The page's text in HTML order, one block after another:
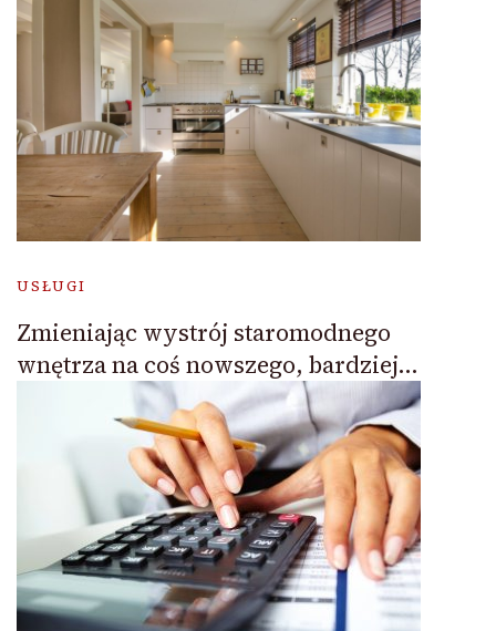
USŁUGI
Zmieniając wystrój staromodnego
wnętrza na coś nowszego, bardziej…